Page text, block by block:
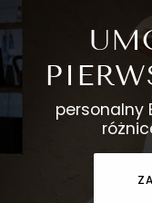
personalny